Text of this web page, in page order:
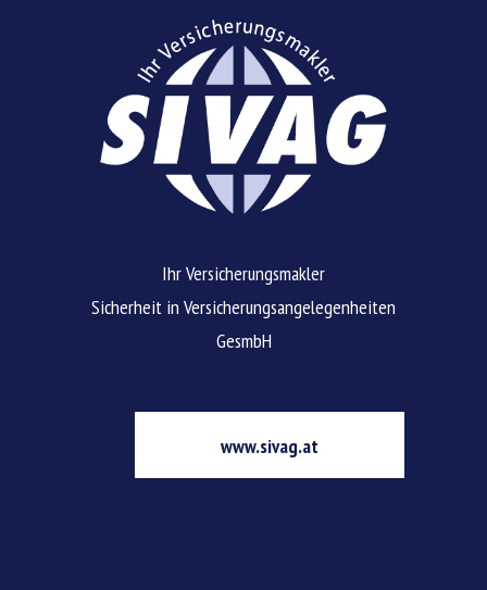
Ihr Versicherungsmakler
Sicherheit in Versicherungsangelegenheiten
GesmbH
www.sivag.at